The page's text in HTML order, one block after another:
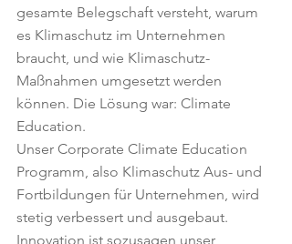
gesamte Belegschaft versteht, warum
es Klimaschutz im Unternehmen
braucht, und wie Klimaschutz-
Maßnahmen umgesetzt werden
können. Die Lösung war: Climate
Education.
Unser Corporate Climate Education
Programm, also Klimaschutz Aus- und
Fortbildungen für Unternehmen, wird
stetig verbessert und ausgebaut.
Innovation ist sozusagen unser